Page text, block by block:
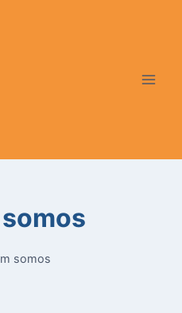
somos